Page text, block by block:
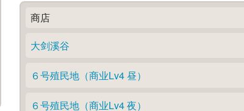
商店
大剑溪谷
６号殖民地（商业Lv4 昼）
６号殖民地（商业Lv4 夜）